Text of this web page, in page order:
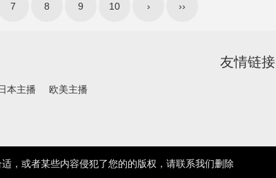
7 8 9 10 › ››
本主播
欧美主播
友情链接
，或者某些内容侵犯了您的的版权，请联系我们删除